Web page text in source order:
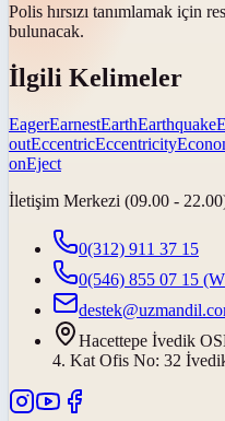
Polis hırsızı tanımlamak için
bulunacak.
İlgili Kelimeler
EagerEarnestEarthEarthquake
outEccentricEccentricity
onEject
İletişim Merkezi (09.00 -
0(312) 911 37 15
0(546) 855 07 15
Hacettepe İvedik
4. Kat Ofis No: 32